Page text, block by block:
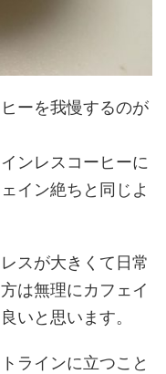
ーを我慢するのが
ンレスコーヒーに
イン絶ちと同じよ
スが大きくて日常
は無理にカフェイ
いと思います。
ラインに立つこと